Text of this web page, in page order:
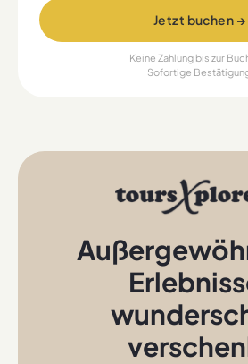
Jetzt buchen →
Keine Zahlung bis zur
Sofortige